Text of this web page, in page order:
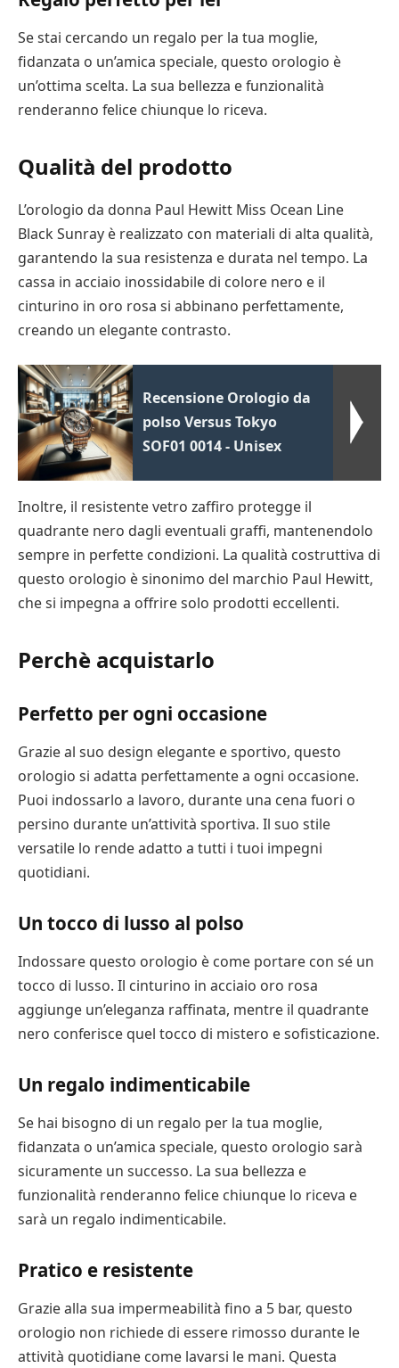
Se stai cercando un regalo per la tua moglie,
fidanzata o un’amica speciale, questo orologio è
un’ottima scelta. La sua bellezza e funzionalità
renderanno felice chiunque lo riceva.
Qualità del prodotto
L’orologio da donna Paul Hewitt Miss Ocean Line
Black Sunray è realizzato con materiali di alta qualità,
garantendo la sua resistenza e durata nel tempo. La
cassa in acciaio inossidabile di colore nero e il
cinturino in oro rosa si abbinano perfettamente,
creando un elegante contrasto.
Recensione Orologio da
polso Versus Tokyo
SOF01 0014 - Unisex
Inoltre, il resistente vetro zaffiro protegge il
quadrante nero dagli eventuali graffi, mantenendolo
sempre in perfette condizioni. La qualità costruttiva di
questo orologio è sinonimo del marchio Paul Hewitt,
che si impegna a offrire solo prodotti eccellenti.
Perchè acquistarlo
Perfetto per ogni occasione
Grazie al suo design elegante e sportivo, questo
orologio si adatta perfettamente a ogni occasione.
Puoi indossarlo a lavoro, durante una cena fuori o
persino durante un’attività sportiva. Il suo stile
versatile lo rende adatto a tutti i tuoi impegni
quotidiani.
Un tocco di lusso al polso
Indossare questo orologio è come portare con sé un
tocco di lusso. Il cinturino in acciaio oro rosa
aggiunge un’eleganza raffinata, mentre il quadrante
nero conferisce quel tocco di mistero e sofisticazione.
Un regalo indimenticabile
Se hai bisogno di un regalo per la tua moglie,
fidanzata o un’amica speciale, questo orologio sarà
sicuramente un successo. La sua bellezza e
funzionalità renderanno felice chiunque lo riceva e
sarà un regalo indimenticabile.
Pratico e resistente
Grazie alla sua impermeabilità fino a 5 bar, questo
orologio non richiede di essere rimosso durante le
attività quotidiane come lavarsi le mani. Questa